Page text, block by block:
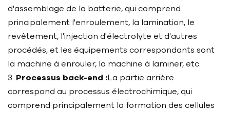
d'assemblage de la batterie, qui comprend
principalement l'enroulement, la lamination, le
revêtement, l'injection d'électrolyte et d'autres
procédés, et les équipements correspondants sont
la machine à enrouler, la machine à laminer, etc.
3. Processus back-end :La partie arrière
correspond au processus électrochimique, qui
comprend principalement la formation des cellules